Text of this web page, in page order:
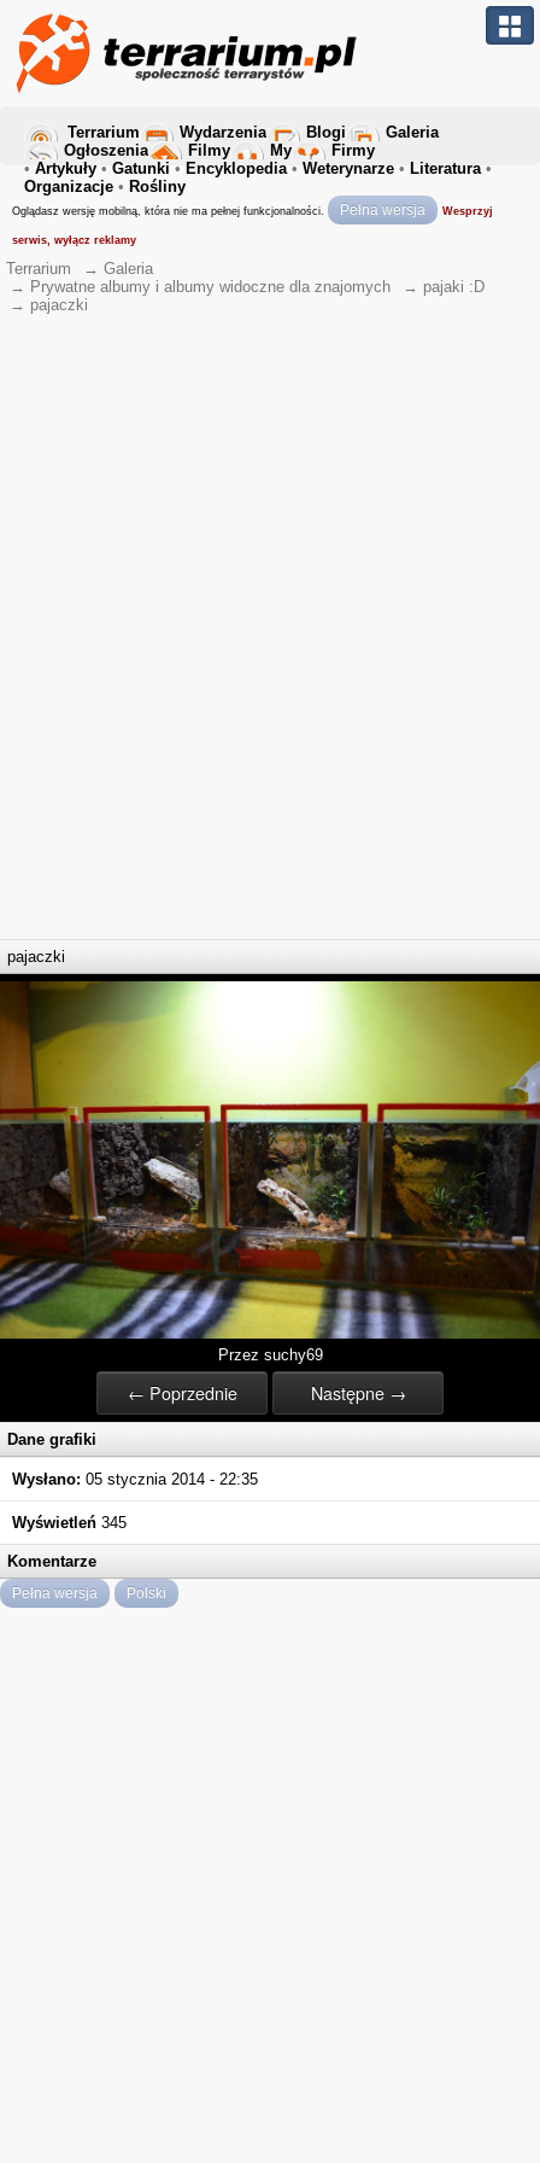
Terrarium Wydarzenia Blogi
Galeria
Ogłoszenia
Filmy My
Firmy
• Artykuły • Gatunki • Encyklopedia• Weterynarze • Literatura•
Organizacje • Rośliny
Oglądasz wersję mobilną, która nie ma pełnej funkcjonalności. Pełna wersja Wesprzyj
serwis, wyłącz reklamy
Terrarium → Galeria
→ Prywatne albumy i albumy widoczne dla znajomych → pajaki :D
→ pajaczki
pajaczki
Przez suchy69
← Poprzednie Następne →
Dane grafiki
Wysłano: 05 stycznia 2014 - 22:35
Wyświetleń 345
Komentarze
Pełna wersja Polski